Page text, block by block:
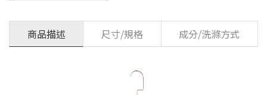
商品描述 尺寸/規格 成分/洗滌方式